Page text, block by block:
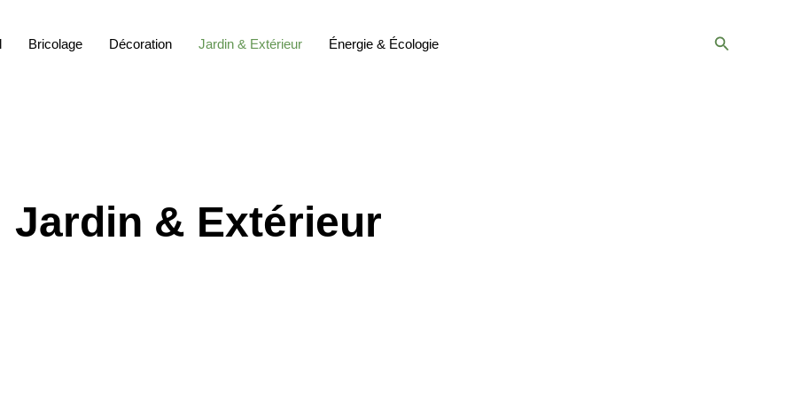
Bricolage Décoration Jardin & Extérieur Énergie & Écologie
Jardin & Extérieur